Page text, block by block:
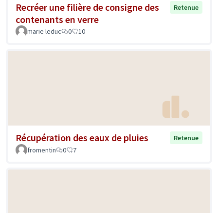
Recréer une filière de consigne des
contenants en verre
Retenue
marie leduc 0 10
Récupération des eaux de pluies
Retenue
fromentin
0 7